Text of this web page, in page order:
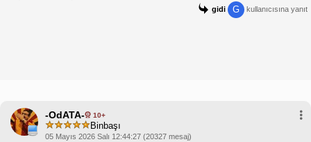
gidi G kullanıcısına yanıt
-OdATA- 10+
Binbaşı
05 Mayıs 2026 Salı 12:44:27 (20327 mesaj)